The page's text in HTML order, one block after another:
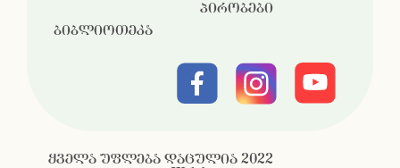
ბიბლიოთეკა
პირობები
ყველა უფლება დაცულია 2022